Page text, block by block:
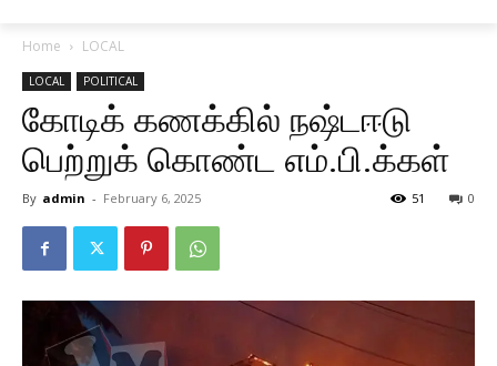
Home LOCAL
LOCAL POLITICAL
கோடிக் கணக்கில் நஷ்டஈடு
பெற்றுக் கொண்ட எம்.பி.க்கள்
By admin - February 6, 2025 0
51